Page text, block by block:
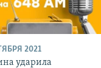
2021
ударила